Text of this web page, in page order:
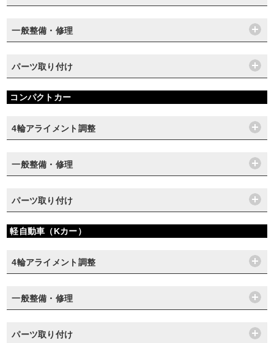
一般整備・修理
パーツ取り付け
コンパクトカー
4輪アライメント調整
一般整備・修理
パーツ取り付け
軽自動車（Kカー）
4輪アライメント調整
一般整備・修理
パーツ取り付け